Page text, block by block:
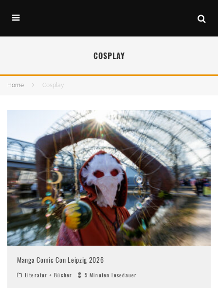
COSPLAY
Home Cosplay
Manga Comic Con Leipzig 2026
Literatur + Bücher 5 Minuten Lesedauer